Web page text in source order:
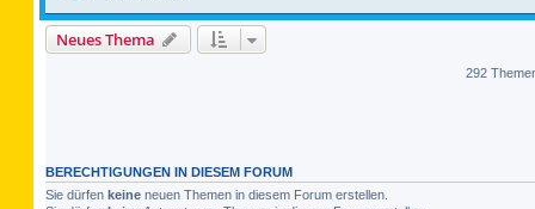
Neues Thema
292
BERECHTIGUNGEN IN DIESEM FORUM
Sie dürfen keine neuen Themen in diesem Forum erstellen.